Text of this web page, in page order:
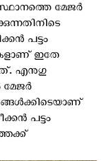
മേജർ
പട്ടം
ഇതേ
എനുഗു
പട്ടം